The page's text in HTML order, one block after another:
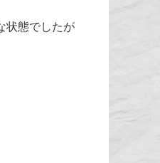
状態でしたが